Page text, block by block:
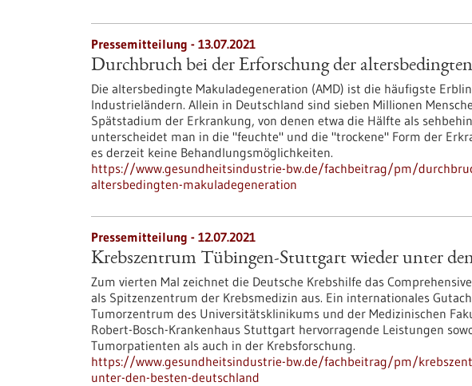
Pressemitteilung - 13.07.2021
Durchbruch bei der Erforschung der
Die altersbedingte Makuladegeneration (AMD) ist die häufigste
Industrieländern. Allein in Deutschland sind sieben Millionen
Spätstadium der Erkrankung, von denen etwa die Hälfte als
unterscheidet man in die "feuchte" und die "trockene" Form der
es derzeit keine Behandlungsmöglichkeiten.
https://www.gesundheitsindustrie-bw.de/fachbeitrag/pm/
altersbedingten-makuladegeneration
Pressemitteilung - 12.07.2021
Krebszentrum Tübingen-Stuttgart wieder unter
Zum vierten Mal zeichnet die Deutsche Krebshilfe das
als Spitzenzentrum der Krebsmedizin aus. Ein internationales
Tumorzentrum des Universitätsklinikums und der Medizinischen
Robert-Bosch-Krankenhaus Stuttgart hervorragende Leistungen
Tumorpatienten als auch in der Krebsforschung.
https://www.gesundheitsindustrie-bw.de/fachbeitrag/pm/
unter-den-besten-deutschland